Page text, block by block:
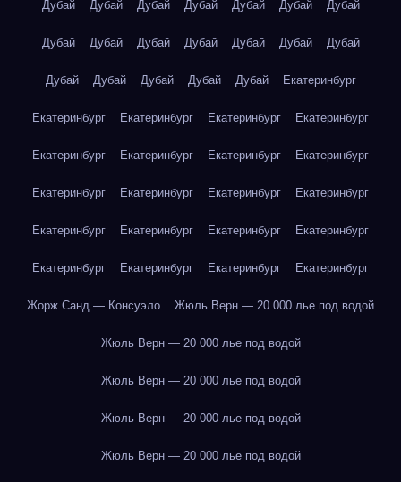
Дубай Дубай Дубай Дубай Дубай Дубай Дубай
Дубай Дубай Дубай Дубай Дубай Дубай Дубай
Дубай Дубай Дубай Дубай Дубай Екатеринбург
Екатеринбург Екатеринбург Екатеринбург Екатеринбург
Екатеринбург Екатеринбург Екатеринбург Екатеринбург
Екатеринбург Екатеринбург Екатеринбург Екатеринбург
Екатеринбург Екатеринбург Екатеринбург Екатеринбург
Екатеринбург Екатеринбург Екатеринбург Екатеринбург
Жорж Санд — Консуэло Жюль Верн — 20 000 лье под водой
Жюль Верн — 20 000 лье под водой
Жюль Верн — 20 000 лье под водой
Жюль Верн — 20 000 лье под водой
Жюль Верн — 20 000 лье под водой